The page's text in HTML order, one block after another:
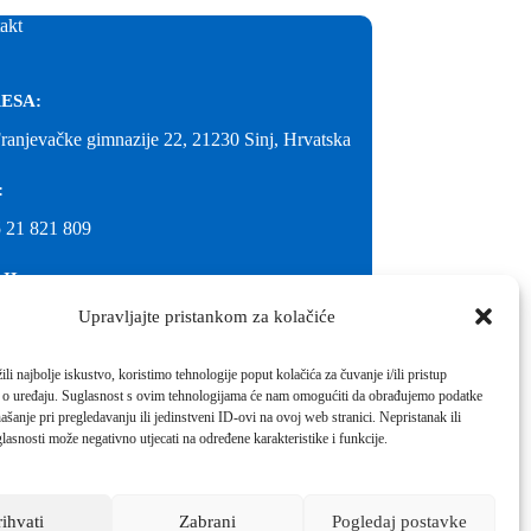
Upravljajte pristankom za kolačiće
najbolje iskustvo, koristimo tehnologije poput kolačića za čuvanje i/ili pristup
uređaju. Suglasnost s ovim tehnologijama će nam omogućiti da obrađujemo podatke
pri pregledavanju ili jedinstveni ID-ovi na ovoj web stranici. Nepristanak ili
može negativno utjecati na određene karakteristike i funkcije.
Zabrani Pogledaj postavke
gimnazije 22, 21230 Sinj, Hrvatska
21 821 809
franjevacka-klasicna-sinj.skole.hr
kontaktirati školu.
Škola koja pomaže vratiti osmijeh!